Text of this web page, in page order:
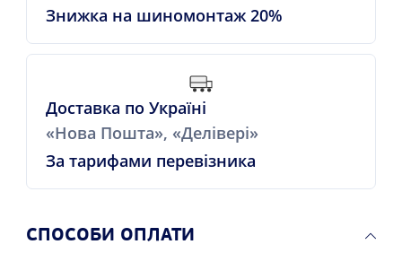
Знижка на шиномонтаж 20%
Доставка по Україні
«Нова Пошта», «Делівері»
За тарифами перевізника
СПОСОБИ ОПЛАТИ